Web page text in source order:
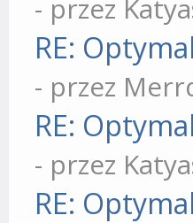
- przez
RE:
- przez
RE:
- przez
RE: